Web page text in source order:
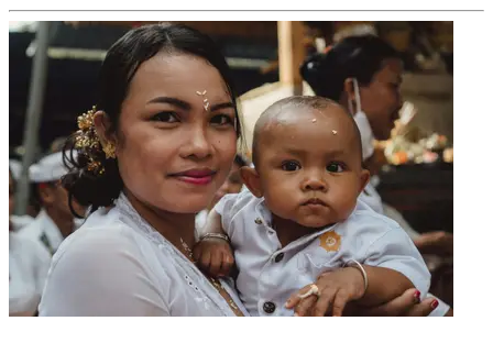
Internet• 30 November 2025